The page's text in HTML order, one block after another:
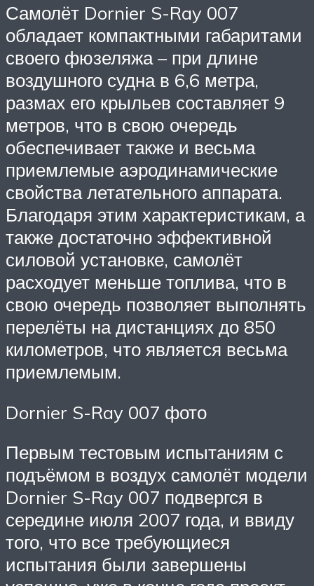
Самолёт Dornier S-Ray 007
обладает компактными габаритами
своего фюзеляжа – при длине
воздушного судна в 6,6 метра,
размах его крыльев составляет 9
метров, что в свою очередь
обеспечивает также и весьма
приемлемые аэродинамические
свойства летательного аппарата.
Благодаря этим характеристикам, а
также достаточно эффективной
силовой установке, самолёт
расходует меньше топлива, что в
свою очередь позволяет выполнять
перелёты на дистанциях до 850
километров, что является весьма
приемлемым.
Dornier S-Ray 007 фото
Первым тестовым испытаниям с
подъёмом в воздух самолёт модели
Dornier S-Ray 007 подвергся в
середине июля 2007 года, и ввиду
того, что все требующиеся
испытания были завершены